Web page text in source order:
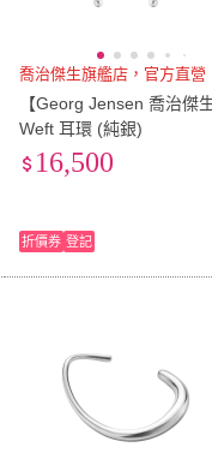
喬治傑生旗艦店，官方直營
【Georg Jensen 喬治傑生
Weft 耳環 (純銀)
16,500
折價券 登記